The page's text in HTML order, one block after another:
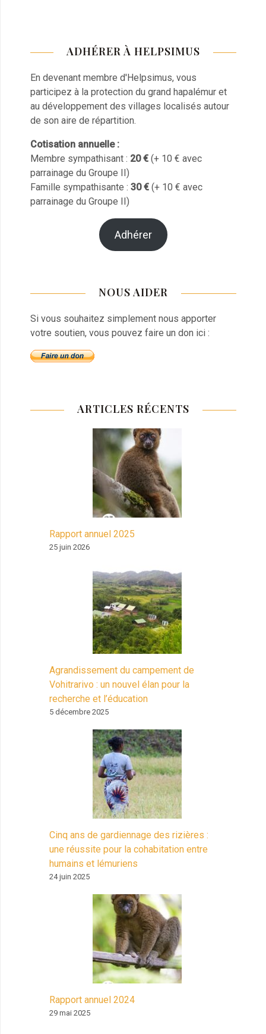
ADHÉRER À HELPSIMUS
En devenant membre d'Helpsimus, vous
participez à la protection du grand hapalémur et
au développement des villages localisés autour
de son aire de répartition.
Cotisation annuelle :
Membre sympathisant : 20 € (+ 10 € avec
parrainage du Groupe II)
Famille sympathisante : 30 € (+ 10 € avec
parrainage du Groupe II)
Adhérer
NOUS AIDER
Si vous souhaitez simplement nous apporter
votre soutien, vous pouvez faire un don ici :
ARTICLES RÉCENTS
Rapport annuel 2025
25 juin 2026
Agrandissement du campement de
Vohitrarivo : un nouvel élan pour la
recherche et l’éducation
5 décembre 2025
Cinq ans de gardiennage des rizières :
une réussite pour la cohabitation entre
humains et lémuriens
24 juin 2025
Rapport annuel 2024
29 mai 2025